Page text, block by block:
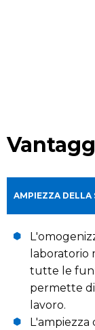
AMPIEZZA DELLA
laboratorio
tutte le
permette
lavoro.
L'ampiezza